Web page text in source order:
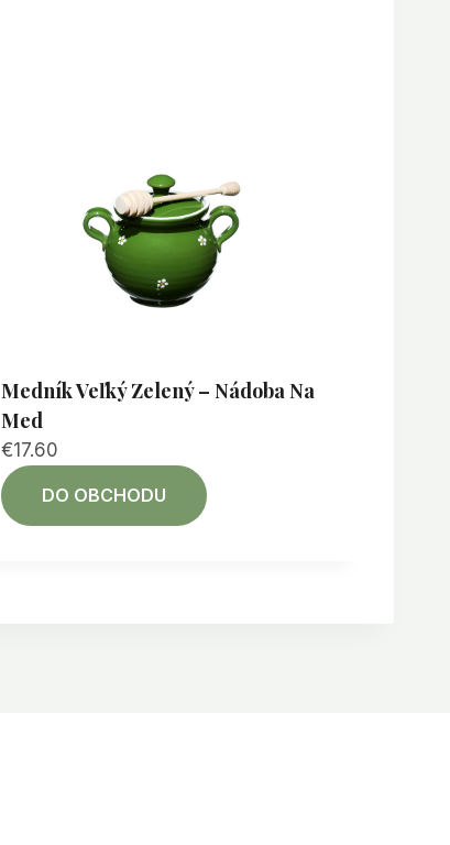
Medník Veľký Zelený – Nádoba Na
Med
€17.60
DO OBCHODU